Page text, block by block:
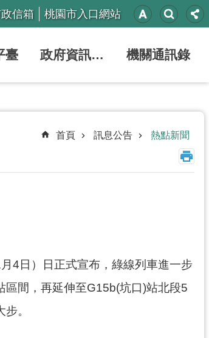
信箱 桃園市入口網站
臺 政府資訊公開 機關通訊錄
首頁 訊息公告 熱點新聞
4日）日正式宣布，綠線列車進一步
間，再延伸至G15b(坑口)站北段5
。